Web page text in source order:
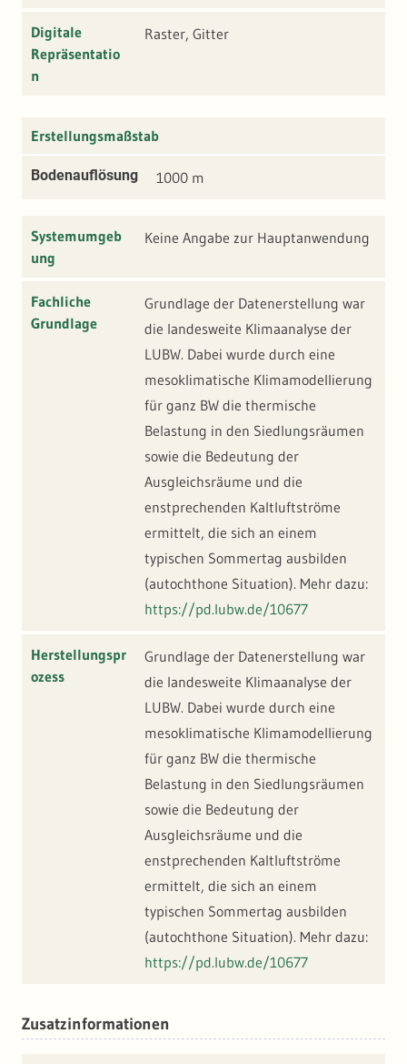
Digitale
Repräsentatio
n
Raster, Gitter
Erstellungsmaßstab
Bodenauflösung 1000 m
Systemumgeb
ung
Keine Angabe zur Hauptanwendung
Fachliche
Grundlage
Grundlage der Datenerstellung war
die landesweite Klimaanalyse der
LUBW. Dabei wurde durch eine
mesoklimatische Klimamodellierung
für ganz BW die thermische
Belastung in den Siedlungsräumen
sowie die Bedeutung der
Ausgleichsräume und die
enstprechenden Kaltluftströme
ermittelt, die sich an einem
typischen Sommertag ausbilden
(autochthone Situation). Mehr dazu:
https://pd.lubw.de/10677
Herstellungspr
ozess
Grundlage der Datenerstellung war
die landesweite Klimaanalyse der
LUBW. Dabei wurde durch eine
mesoklimatische Klimamodellierung
für ganz BW die thermische
Belastung in den Siedlungsräumen
sowie die Bedeutung der
Ausgleichsräume und die
enstprechenden Kaltluftströme
ermittelt, die sich an einem
typischen Sommertag ausbilden
(autochthone Situation). Mehr dazu:
https://pd.lubw.de/10677
Zusatzinformationen